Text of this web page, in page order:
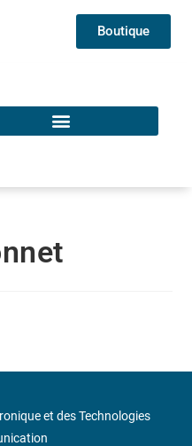
Boutique
et des Technologies